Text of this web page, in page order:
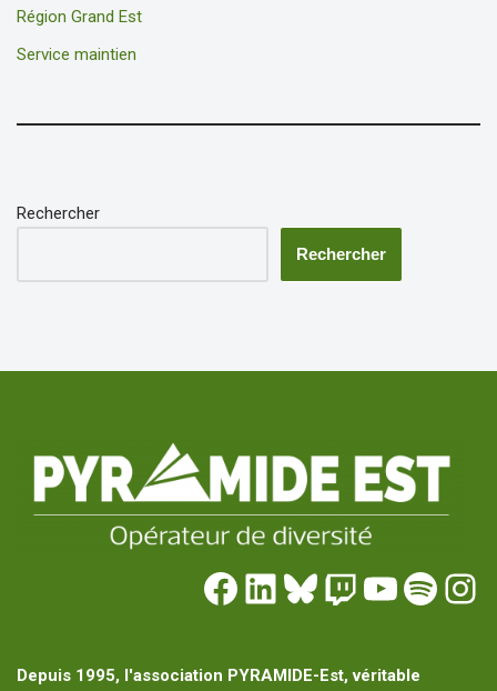
Région Grand Est
Service maintien
Rechercher
Rechercher
Depuis 1995, l'association PYRAMIDE-Est, véritable